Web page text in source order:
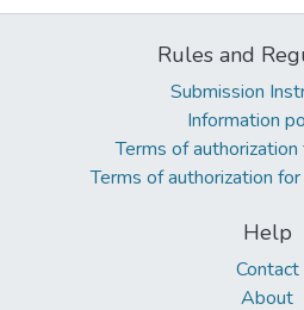
Rules and
Submission
Information
Terms of
Terms of authorization
Help
Contact
About